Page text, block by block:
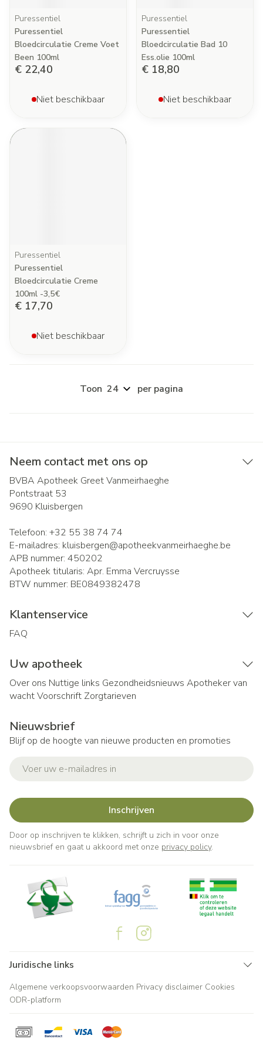
Puressentiel
Puressentiel
Bloedcirculatie Creme Voet
Been 100ml
€ 22,40
Niet beschikbaar
Puressentiel
Puressentiel
Bloedcirculatie Bad 10
Ess.olie 100ml
€ 18,80
Niet beschikbaar
Puressentiel
Puressentiel
Bloedcirculatie Creme
100ml -3,5€
€ 17,70
Niet beschikbaar
Toon per pagina
Neem contact met ons op
BVBA Apotheek Greet Vanmeirhaeghe
Pontstraat 53
9690 Kluisbergen
Telefoon: +32 55 38 74 74
E-mailadres: kluisbergen@apotheekvanmeirhaeghe.be
APB nummer: 450202
Apotheek titularis: Apr. Emma Vercruysse
BTW nummer: BE0849382478
Klantenservice
FAQ
Uw apotheek
Over ons Nuttige links Gezondheidsnieuws Apotheker van
wachtVoorschrift Zorgtarieven
Nieuwsbrief
Blijf op de hoogte van nieuwe producten en promoties
Inschrijven
Door op inschrijven te klikken, schrijft u zich in voor onze
nieuwsbrief en gaat u akkoord met onze privacy policy.
Juridische links
Algemene verkoopsvoorwaarden Privacy disclaimer Cookies
ODR-platform